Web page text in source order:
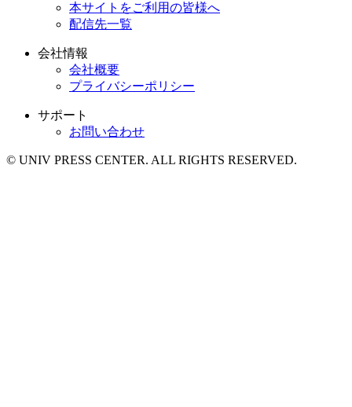
本サイトをご利用の皆様へ
配信先一覧
会社情報
会社概要
プライバシーポリシー
サポート
お問い合わせ
© UNIV PRESS CENTER. ALL RIGHTS RESERVED.